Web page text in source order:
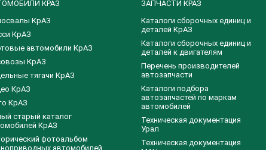
КРАЗ
КрАЗ
КрАЗ
автомобили КрАЗ
КрАЗ
тягачи КрАЗ
КрАЗ
КрАЗ
старый каталог
КрАЗ
фотоальбом
автомобилей
ЗАПЧАСТИ КРАЗ
Каталоги сборочных единиц и
деталей КрАЗ
​Каталоги сборочных единиц и
деталей к двигателям
Перечень производителей
автозапчасти
Каталоги подбора
автозапчастей по маркам
автомобилей
Техническая документация
Урал
Техническая документация